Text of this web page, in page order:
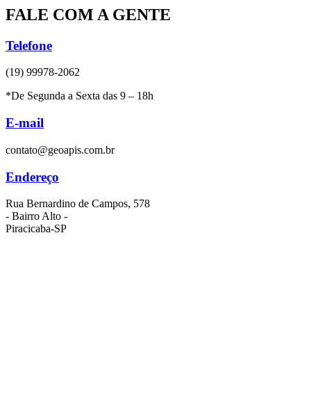
FALE COM A GENTE
Telefone
(19) 99978-2062
*De Segunda a Sexta das 9 – 18h
E-mail
contato@geoapis.com.br
Endereço
Rua Bernardino de Campos, 578
- Bairro Alto -
Piracicaba-SP